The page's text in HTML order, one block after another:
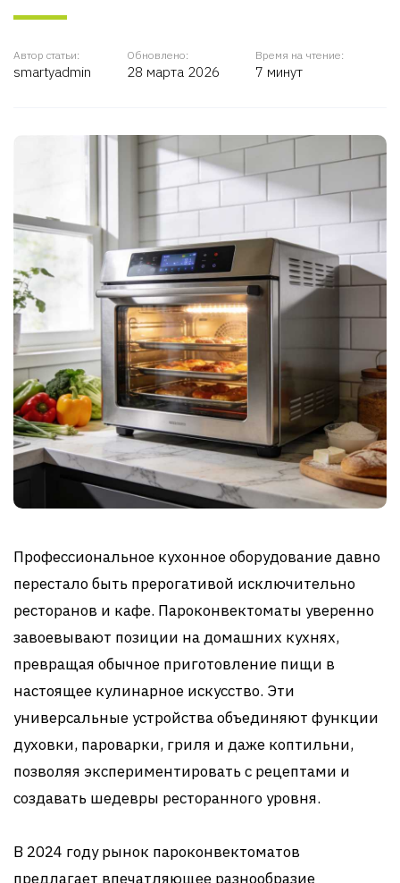
Автор статьи:
smartyadmin
Обновлено:
28 марта 2026
Время на чтение:
7 минут
Профессиональное кухонное оборудование давно
перестало быть прерогативой исключительно
ресторанов и кафе. Пароконвектоматы уверенно
завоевывают позиции на домашних кухнях,
превращая обычное приготовление пищи в
настоящее кулинарное искусство. Эти
универсальные устройства объединяют функции
духовки, пароварки, гриля и даже коптильни,
позволяя экспериментировать с рецептами и
создавать шедевры ресторанного уровня.
В 2024 году рынок пароконвектоматов
предлагает впечатляющее разнообразие